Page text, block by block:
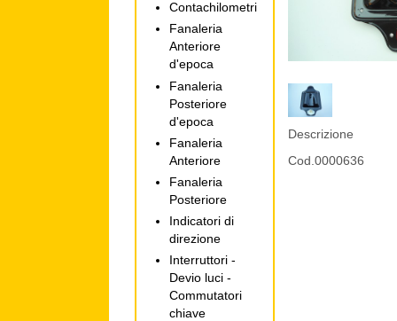
Descrizione
Cod.0000636
Contachilometri
Fanaleria
Anteriore
d'epoca
Fanaleria
Posteriore
d'epoca
Fanaleria
Anteriore
Fanaleria
Posteriore
Indicatori di
direzione
Interruttori -
Devio luci -
Commutatori
chiave